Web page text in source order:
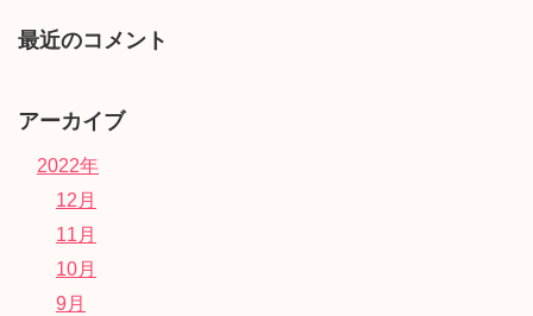
最近のコメント
アーカイブ
2022年
12月
11月
10月
9月